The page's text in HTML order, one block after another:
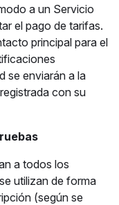
a un Servicio
el pago de tarifas.
principal para el
se enviarán a la
con su
a todos los
utilizan de forma
(según se